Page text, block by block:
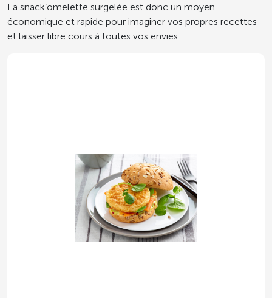
La snack’omelette surgelée est donc un moyen
économique et rapide pour imaginer vos propres recettes
et laisser libre cours à toutes vos envies.